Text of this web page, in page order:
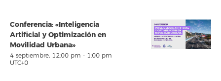
Conferencia: «Inteligencia
Artificial y Optimización en
Movilidad Urbana»
4 septiembre, 12:00 pm - 1:00 pm
UTC+0